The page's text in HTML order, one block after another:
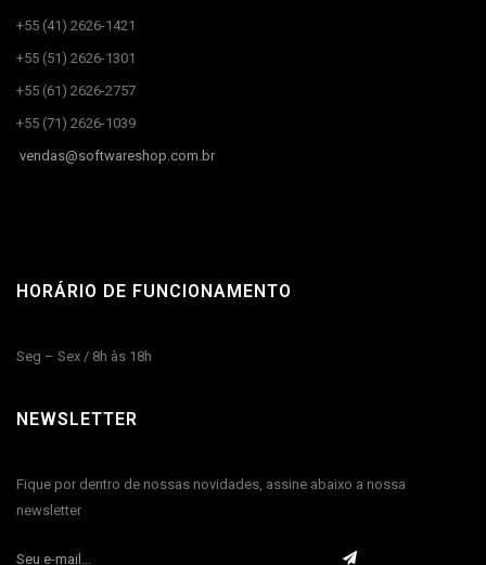
+55 (41) 2626-1421
+55 (51) 2626-1301
+55 (61) 2626-2757
+55 (71) 2626-1039
vendas@softwareshop.com.br
HORÁRIO DE FUNCIONAMENTO
Seg – Sex / 8h às 18h
NEWSLETTER
Fique por dentro de nossas novidades, assine abaixo a nossa
newsletter